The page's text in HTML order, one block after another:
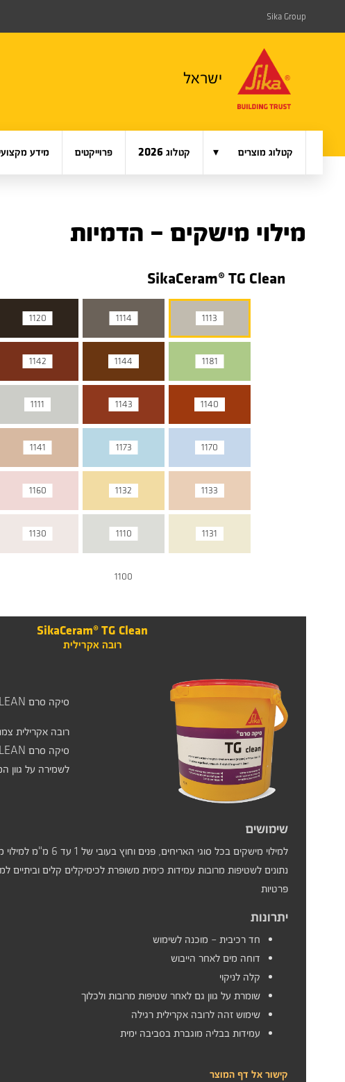
Sika Group
ישראל
קטלוג מוצרים ▾ קטלוג 2026 פרוייקטים מידע
מילוי מישקים – הדמיות
SikaCeram® TG Clean
1113
1114
1120
1181
1144
1142
1140
1143
1111
1170
1173
1141
1133
1132
1160
1131
1110
1130
1100
SikaCeram® TG Clean
רובה אקרילית
סיקה סרם TG CLEAN
רובה אקרילית
סיקה סרם TG CLEAN הנה רובה אקרילית ייחודית המיוצרת בתהליך חדשני המשלב ננו חלקיקים אשר מקנים לה תכונות של דחיית מים וקלות לניקיון.
לשמירה על גוון
שימושים
למילוי מישקים בכל סוגי
נתונים לשטיפות מרובות עמידות כימית משופרת לכימיקלים קלים וביתיים
פרטיות
יתרונות
חד רכיבית – מוכנה לשימוש
דוחה מים לאחר הייבוש
קלה לניקוי
שומרת על גוון גם לאחר שטיפות מרובות ולכלוך
שימוש זהה לרובה אקרילית רגילה
עמידות בבליה מוגברת בסביבה ימית
קישור אל דף המוצר